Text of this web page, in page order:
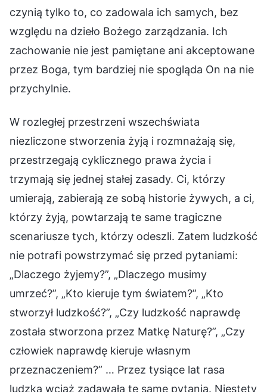
czynią tylko to, co zadowala ich samych, bez
względu na dzieło Bożego zarządzania. Ich
zachowanie nie jest pamiętane ani akceptowane
przez Boga, tym bardziej nie spogląda On na nie
przychylnie.
W rozległej przestrzeni wszechświata
niezliczone stworzenia żyją i rozmnażają się,
przestrzegają cyklicznego prawa życia i
trzymają się jednej stałej zasady. Ci, którzy
umierają, zabierają ze sobą historie żywych, a ci,
którzy żyją, powtarzają te same tragiczne
scenariusze tych, którzy odeszli. Zatem ludzkość
nie potrafi powstrzymać się przed pytaniami:
„Dlaczego żyjemy?”, „Dlaczego musimy
umrzeć?”, „Kto kieruje tym światem?”, „Kto
stworzył ludzkość?”, „Czy ludzkość naprawdę
została stworzona przez Matkę Naturę?”, „Czy
człowiek naprawdę kieruje własnym
przeznaczeniem?” … Przez tysiące lat rasa
ludzka wciąż zadawała te same pytania. Niestety